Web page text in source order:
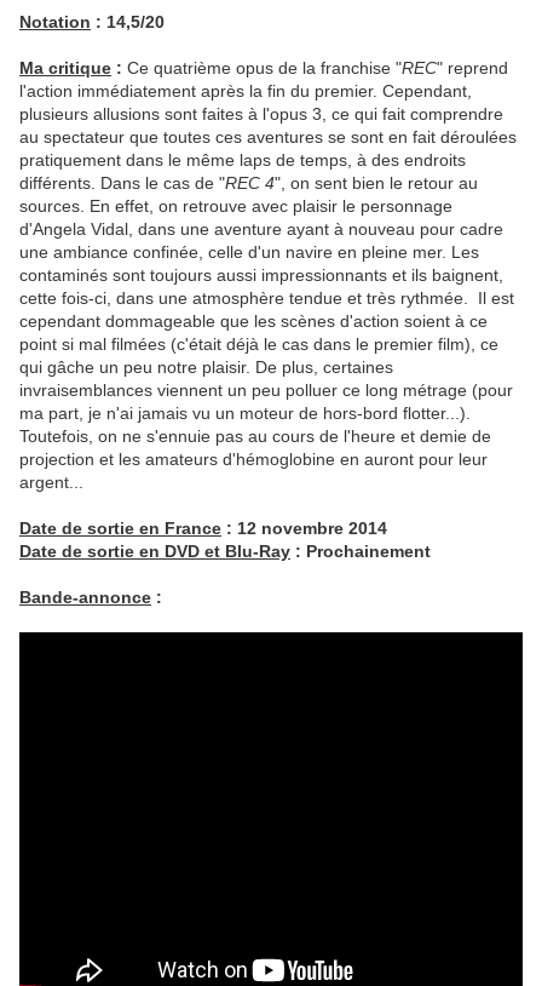
Notation : 14,5/20
Ma critique : Ce quatrième opus de la franchise "REC" reprend
l'action immédiatement après la fin du premier. Cependant,
plusieurs allusions sont faites à l'opus 3, ce qui fait comprendre
au spectateur que toutes ces aventures se sont en fait déroulées
pratiquement dans le même laps de temps, à des endroits
différents. Dans le cas de "REC 4", on sent bien le retour au
sources. En effet, on retrouve avec plaisir le personnage
d'Angela Vidal, dans une aventure ayant à nouveau pour cadre
une ambiance confinée, celle d'un navire en pleine mer. Les
contaminés sont toujours aussi impressionnants et ils baignent,
cette fois-ci, dans une atmosphère tendue et très rythmée. Il est
cependant dommageable que les scènes d'action soient à ce
point si mal filmées (c'était déjà le cas dans le premier film), ce
qui gâche un peu notre plaisir. De plus, certaines
invraisemblances viennent un peu polluer ce long métrage (pour
ma part, je n'ai jamais vu un moteur de hors-bord flotter...).
Toutefois, on ne s'ennuie pas au cours de l'heure et demie de
projection et les amateurs d'hémoglobine en auront pour leur
argent...
Date de sortie en France : 12 novembre 2014
Date de sortie en DVD et Blu-Ray : Prochainement
Bande-annonce :